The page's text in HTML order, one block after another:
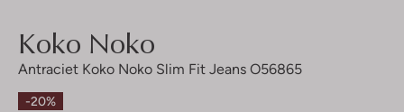
Koko Noko
Antraciet Koko Noko Slim Fit Jeans O56865
-20%